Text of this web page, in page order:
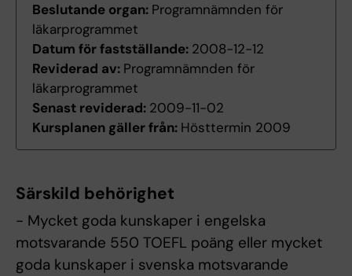
Beslutande organ: Programnämnden för
läkarprogrammet
Datum för fastställande: 2008-12-12
Reviderad av: Programnämnden för
läkarprogrammet
Senast reviderad: 2009-11-02
Kursplanen gäller från: Hösttermin 2009
Särskild behörighet
- Mycket goda kunskaper i engelska
motsvarande 550 TOEFL poäng eller mycket
goda kunskaper i svenska motsvarande